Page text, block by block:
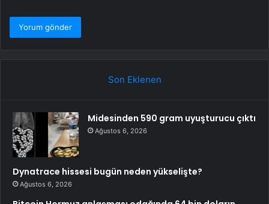
Son Eklenen
Midesinden 590 gram uyuşturucu çıktı
Ağustos 6, 2026
Dynatrace hissesi bugün neden yükselişte?
Ağustos 6, 2026